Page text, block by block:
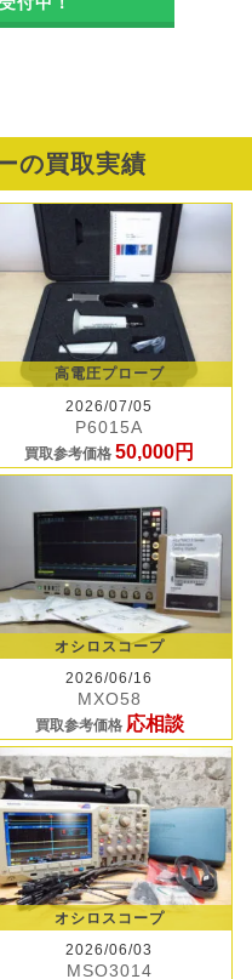
の買取実績
高電圧プローブ
2026/07/05
P6015A
買取参考価格50,000円
オシロスコープ
2026/06/16
MXO58
買取参考価格 応相談
オシロスコープ
2026/06/03
MSO3014